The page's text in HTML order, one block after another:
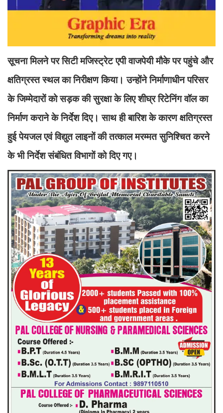
सूचना मिलने पर सिटी मजिस्ट्रेट एपी वाजपेयी मौके पर पहुंचे और
क्षतिग्रस्त स्थल का निरीक्षण किया। उन्होंने निर्माणाधीन परिसर
के जिम्मेदारों को सड़क की सुरक्षा के लिए शीघ्र रिटेनिंग वॉल का
निर्माण कराने के निर्देश दिए। साथ ही बारिश के कारण क्षतिग्रस्त
हुई पेयजल एवं विद्युत लाइनों की तत्काल मरम्मत सुनिश्चित करने
के भी निर्देश संबंधित विभागों को दिए गए।